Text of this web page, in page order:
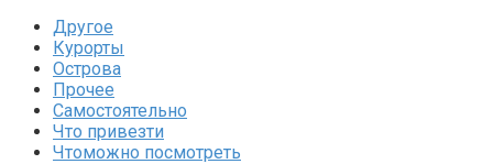
Другое
Курорты
Острова
Прочее
Самостоятельно
Что привезти
Чтоможно посмотреть